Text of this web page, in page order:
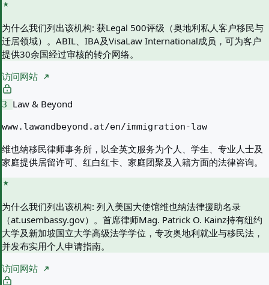
为什么我们列出该机构: 获Legal 500评级（奥地利私人客户移民与
迁居领域）。ABIL、IBA及VisaLaw International成员，可为客户
提供30余国经过审核的转介网络。
访问网站
3 Law & Beyond
www.lawandbeyond.at/en/immigration-law
维也纳移民律师事务所，以全英文服务为个人、学生、专业人士及
家庭提供居留许可、红白红卡、家庭团聚及入籍方面的法律咨询。
为什么我们列出该机构: 列入美国大使馆维也纳法律援助名录
（at.usembassy.gov）。首席律师Mag. Patrick O. Kainz持有纽约
大学及新加坡国立大学高级法学学位，专攻奥地利就业与移民法，
并发布实用个人申请指南。
访问网站